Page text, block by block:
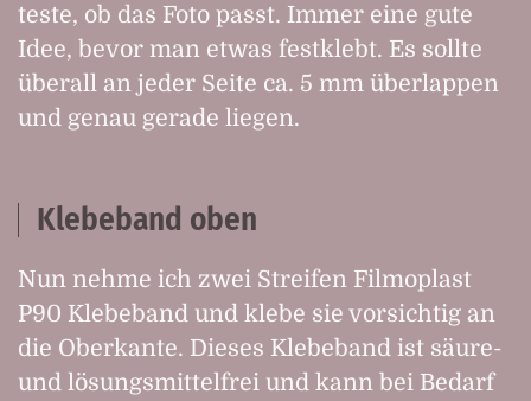
teste, ob das Foto passt. Immer eine gute
Idee, bevor man etwas festklebt. Es sollte
überall an jeder Seite ca. 5 mm überlappen
und genau gerade liegen.
Klebeband oben
Nun nehme ich zwei Streifen Filmoplast
P90 Klebeband und klebe sie vorsichtig an
die Oberkante. Dieses Klebeband ist säure-
und lösungsmittelfrei und kann bei Bedarf